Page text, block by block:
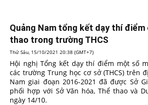
Quảng Nam tổng kết dạy thí điểm
thao trong trường THCS
Thứ Sáu, 15/10/2021 20:38 (GMT+7)
Hội nghị Tổng kết dạy thí điểm một số
các trường Trung học cơ sở (THCS) trên
Nam giai đoạn 2016-2021 đã được Sở
phối hợp với Sở Văn hóa, Thể thao và
ngày 14/10.